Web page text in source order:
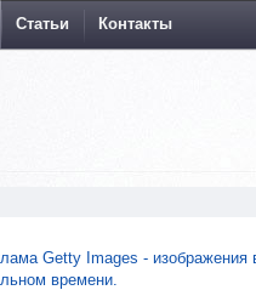
Статьи Контакты
Getty Images - изображения
времени.